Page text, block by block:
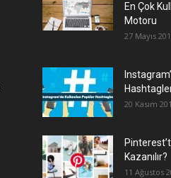
En Çok
Motoru
27 Mayıs
20 Kasım
Kazanılır?
11 Ağustos